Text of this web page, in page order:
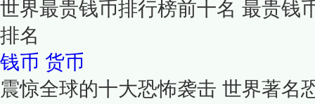
世界最贵钱币排行榜前十名 最贵钱
排名
钱币 货币
震惊全球的十大恐怖袭击 世界著名